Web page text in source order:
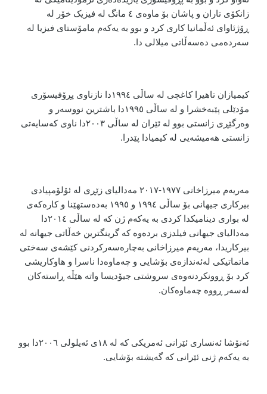
زانکۆی تاران و پاشان بۆ ماوەی ٤ مانگ لە فیزیک خۆر لە
ڕۆژئاوای ئەڵمانیا کاری کرد و بوو بە یەکەم مامۆستای فیزیا لە
سەردەمی دەسەڵاتی میلالی دا.
کیمیازان تاهیرا کاغچی لە ساڵی ١٩٩٤دا نازناوی پڕۆفیسۆری
مۆدێلی پێبەخشرا و لە ساڵی ١٩٩٥دا باشترین نووسەر و
وەرگێڕی زانستی بوو لە ئێران لە ساڵی ٢٠٠٣دا ناوی کەسایەتی
زانستی هەمیشەیی لە کیمیادا پێدرا.
مەریەم میرزاخانی ١٩٧٧-٢٠١٧ مەدالیای زێڕی لە ئۆلۆمپیادی
بیرکاری جیهانی بۆ ساڵی ١٩٩٤ و ١٩٩٥ بەدەستهێنا و کارەکەی
لە بواری دینامیکدا کردی بە یەکەم ژن کە لە ساڵی ٢٠١٤دا
مەدالیای جیهانی فیلدزی بردەوە کە گرینگترین خەڵاتی جیهانە لە
بیرکاریدا، مەریەم میرزاخانی بەچارەسەرکردنی کێشەی سەختی
ماتماتیکی لەئەندازەی بۆشایی و چەماوەدا ناسرا و هاوکاریشی
کرد بۆ ڕوونکردنەوەی سروشتی جیۆدیسا واتە هێڵە ڕاستەکان
لەسەر ڕووە چەماوەکان.
ئەنۆشا ئەنساری ئێرانی ئەمریکی کە لە ١٨ی ئەیلولی ٢٠٠٦دا بوو
بە یەکەم ژنی ئێرانی کە گەیشتە بۆشایی.